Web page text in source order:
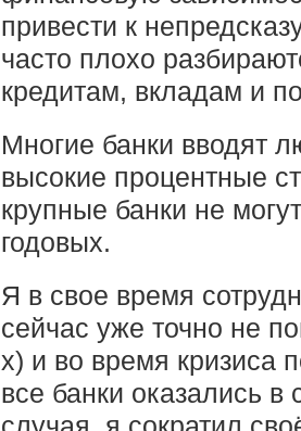
привести к
часто плохо
кредитам, вкладам и
Многие банки вводят
высокие процентные
крупные банки не
годовых.
Я в свое время
сейчас уже точно не
х) и во время кризиса
все банки оказались в